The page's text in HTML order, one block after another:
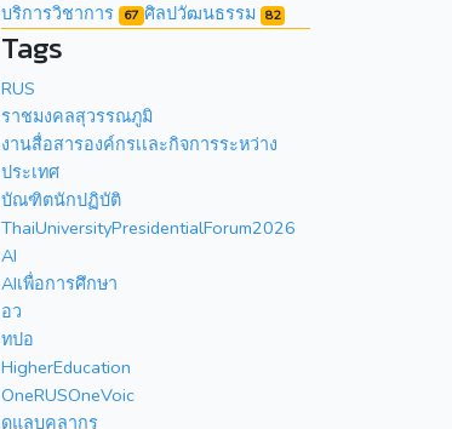
บริการวิชาการ 67 ศิลปวัฒนธรรม 82
Tags
RUS
ราชมงคลสุวรรณภูมิ
งานสื่อสารองค์กรเเละกิจการระหว่าง
ประเทศ
บัณฑิตนักปฏิบัติ
ThaiUniversityPresidentialForum2026
AI
AIเพื่อการศึกษา
อว
ทปอ
HigherEducation
OneRUSOneVoic
ดูแลบุคลากร